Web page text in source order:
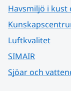
Havsmiljö i kust
Luftkvalitet
SIMAIR
Sjöar och